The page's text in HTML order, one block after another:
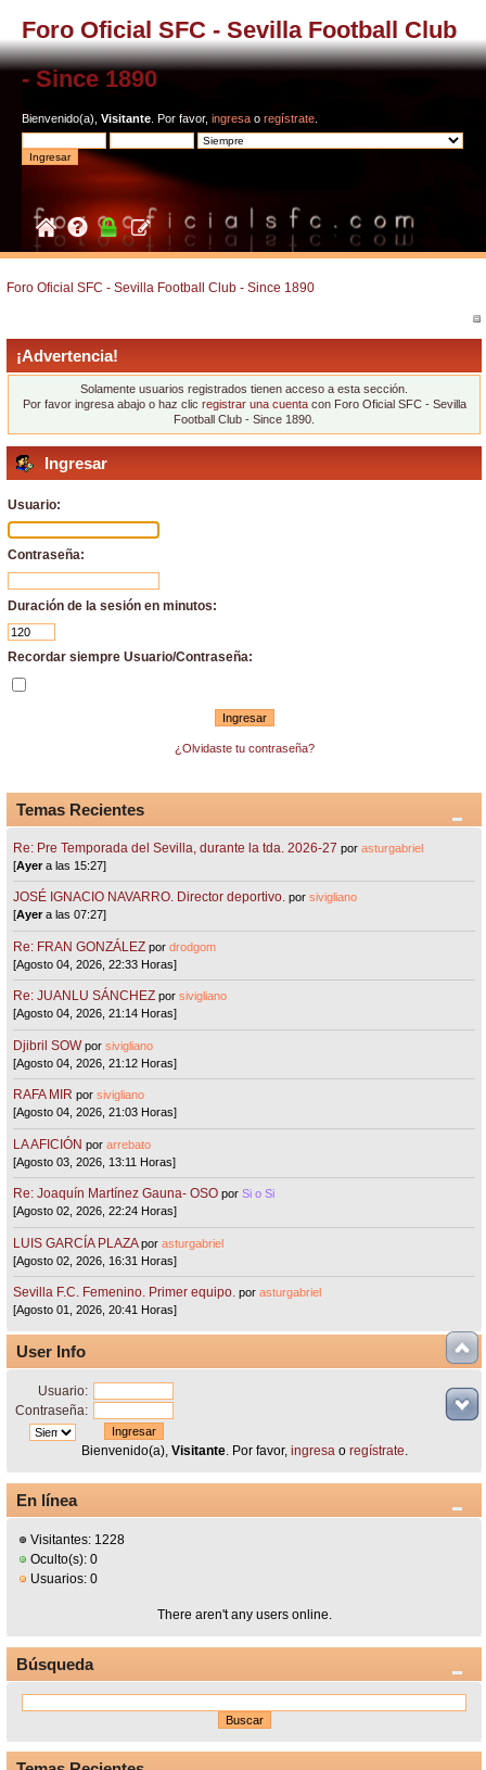
Foro Oficial SFC - Sevilla Football Club
- Since 1890
Bienvenido(a), Visitante . Por favor, ingresa o regístrate
Foro Oficial SFC - Sevilla Football Club - Since 1890
¡Advertencia!
Solamente usuarios registrados tienen acceso a esta sección.
Por favor ingresa abajo o haz clic registrar una cuentacon Foro Oficial SFC - Sevilla
Football Club - Since 1890.
Ingresar
Usuario:
Contraseña:
Duración de la sesión en minutos:
Recordar siempre Usuario/Contraseña:
¿Olvidaste tu contraseña?
Temas Recientes
Re: Pre Temporada del Sevilla, durante la tda. 2026-27 porasturgabriel
[Ayera las 15:27]
JOSÉ IGNACIO NAVARRO. Director deportivo. porsivigliano
[Ayera las 07:27]
Re: FRAN GONZÁLEZ pordrodgom
[Agosto 04, 2026, 22:33 Horas]
Re: JUANLU SÁNCHEZ porsivigliano
[Agosto 04, 2026, 21:14 Horas]
Djibril SOW porsivigliano
[Agosto 04, 2026, 21:12 Horas]
RAFA MIR porsivigliano
[Agosto 04, 2026, 21:03 Horas]
LA AFICIÓN porarrebato
[Agosto 03, 2026, 13:11 Horas]
Re: Joaquín Martínez Gauna- OSO porSi o Si
[Agosto 02, 2026, 22:24 Horas]
LUIS GARCÍA PLAZA porasturgabriel
[Agosto 02, 2026, 16:31 Horas]
Sevilla F.C. Femenino. Primer equipo. porasturgabriel
[Agosto 01, 2026, 20:41 Horas]
User Info
Usuario:
Contraseña:
Bienvenido(a), Visitante. Por favor, ingresao regístrate.
En línea
Visitantes: 1228
Oculto(s): 0
Usuarios: 0
There aren't any users online.
Búsqueda